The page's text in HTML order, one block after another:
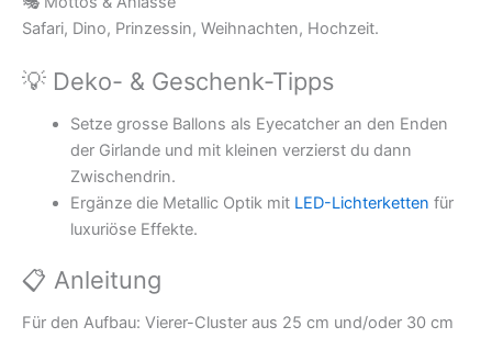
Safari, Dino, Prinzessin, Weihnachten, Hochzeit.
💡 Deko- & Geschenk-Tipps
Setze grosse Ballons als Eyecatcher an den Enden
der Girlande und mit kleinen verzierst du dann
Zwischendrin.
Ergänze die Metallic Optik mit LED-Lichterketten für
luxuriöse Effekte.
📋 Anleitung
Für den Aufbau: Vierer-Cluster aus 25 cm und/oder 30 cm